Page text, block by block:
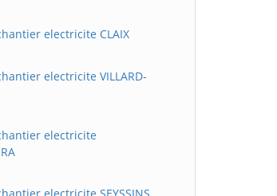
electricite CLAIX
electricite VILLARD-
electricite